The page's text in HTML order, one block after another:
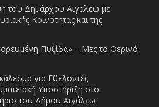
του Δημάρχου Αιγάλεω με
Κοινότητας και της
Πυξίδα» – Μες το Θερινό
για Εθελοντές
Υποστήριξη στο
του Δήμου Αιγάλεω